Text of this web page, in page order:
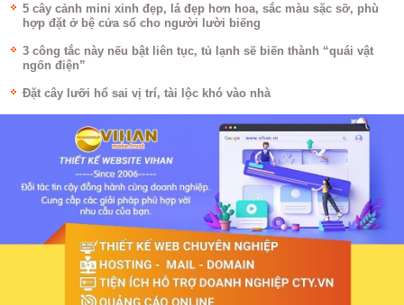
5 cây cảnh mini xinh đẹp, lá đẹp hơn hoa, sắc màu sặc sỡ, phù
hợp đặt ở bệ cửa sổ cho người lười biếng
3 công tắc này nếu bật liên tục, tủ lạnh sẽ biến thành “quái vật
ngốn điện”
Đặt cây lưỡi hổ sai vị trí, tài lộc khó vào nhà